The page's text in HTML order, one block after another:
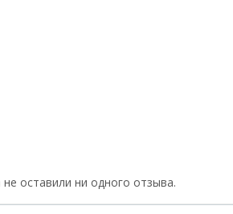
оставили ни одного отзыва.